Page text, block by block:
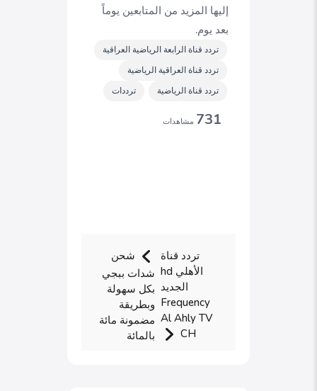
إليها المزيد من المتابعين يوماً
بعد يوم.
تردد قناة الرابعة الرياضية العراقية
تردد قناة العراقية الرياضية
تردد قناة الرياضية
ترددات
731 مشاهدات
شحن
شدات ببجي
بكل سهولة
وبطريقة
مضمونة مائة
بالمائة
تردد قناة
الأهلي hd
الجديد
Frequency
Al Ahly TV
CH